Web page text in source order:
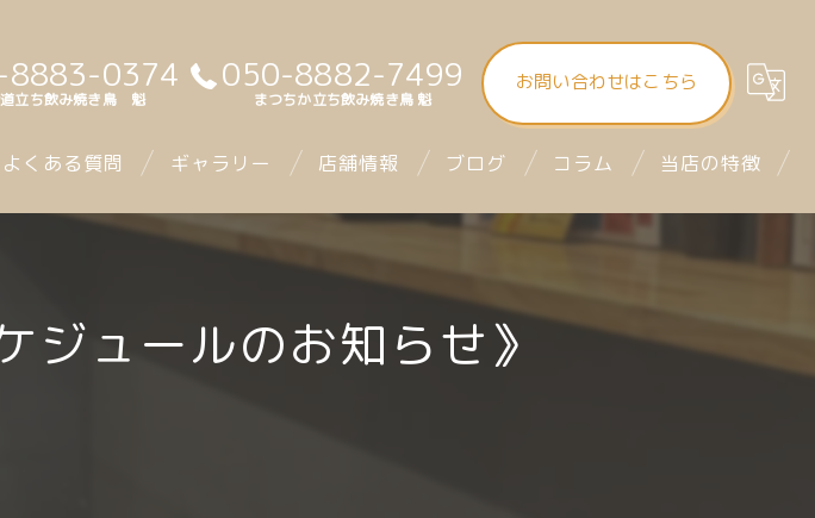
8883-0374
立ち飲み焼き鳥 魁
050-8882-7499
まつちか立ち飲み焼き鳥 魁
お問い合わせはこちら
よくある質問 ギャラリー 店舗情報
大街道立ち飲み焼き鳥 魁（さきがけ）
まつちか立ち飲み焼き鳥 魁
mitra1st ミトラファースト
ブログ コラム 当店の特徴
立ち飲み
ジュールのお知らせ》